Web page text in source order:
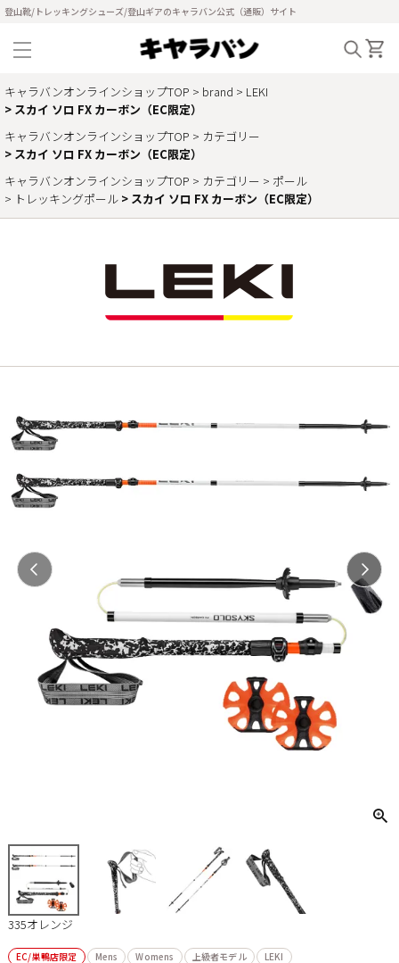
登山靴/トレッキングシューズ/登山ギアのキャラバン公式（通販）サイト
キャラバンオンラインショップTOP brand
LEKI
スカイ ソロ FX カーボン（EC限定）
キャラバンオンラインショップTOP
カテゴリー
スカイ ソロ FX カーボン（EC限定）
キャラバンオンラインショップTOP
カテゴリー
ポール
トレッキングポール
スカイ ソロ FX カーボン（EC限定）
335オレンジ
EC/巣鴨店限定 Mens Womens 上級者モデル LEKI